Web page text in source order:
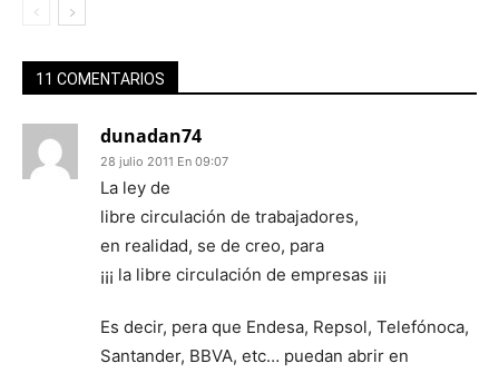
11 COMENTARIOS
dunadan74
28 julio 2011 En 09:07
La ley de
libre circulación de trabajadores,
en realidad, se de creo, para
¡¡¡ la libre circulación de empresas ¡¡¡
Es decir, pera que Endesa, Repsol, Telefónoca,
Santander, BBVA, etc… puedan abrir en